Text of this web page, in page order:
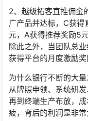
2、越级拓客直推佣金
广产品并达标，C获
元，A获得推荐奖励5元
除此之外，当团队总
获得平台的月度激励奖
为什么银行不断的大
从牌照申领、系统研
再到终端生产布放，
疲，背后的利润是非常